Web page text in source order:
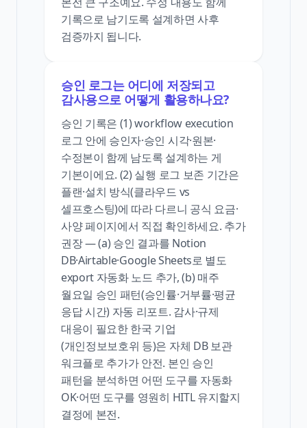
기록으로 남기도록 설계하면 사후
검증까지 됩니다.
승인 로그는 어디에 저장되고
감사용으로 어떻게 활용하나요?
승인 기록은 (1) workflow execution
로그 안에 승인자·승인 시각·원본·
수정본이 함께 남도록 설계하는 게
기본이에요. (2) 실행 로그 보존 기간은
플랜·설치 방식(클라우드 vs
셀프호스팅)에 따라 다르니 공식 요금·
사양 페이지에서 직접 확인하세요. 추가
권장 — (a) 승인 결과를 Notion
DB·Airtable·Google Sheets로 별도
export 자동화 노드 추가, (b) 매주
월요일 승인 패턴(승인률·거부률·평균
응답 시간) 자동 리포트. 감사·규제
대응이 필요한 한국 기업
(개인정보보호위 등)은 자체 DB 보관
워크플로 추가가 안전. 본인 승인
패턴을 분석하면 어떤 도구를 자동화
OK·어떤 도구를 영원히 HITL 유지할지
결정에 본전.